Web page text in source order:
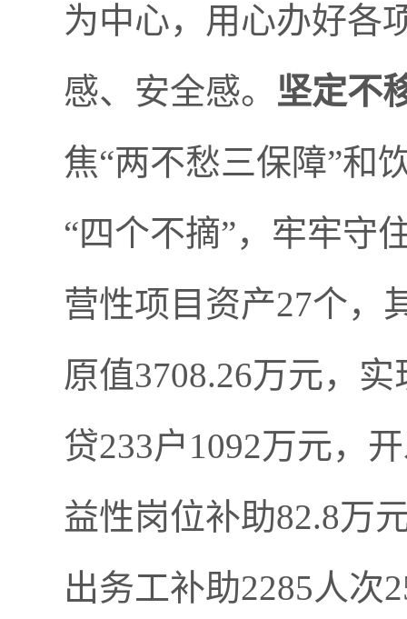
为中心，用心办好各
感、安全感。 坚定不
焦“两不愁三保障”和
“四个不摘”，牢牢守
营性项目资产27个，
原值3708.26万元，实
贷233户 1092万元，
益性岗位补助82.8万
出务工补助2285人次